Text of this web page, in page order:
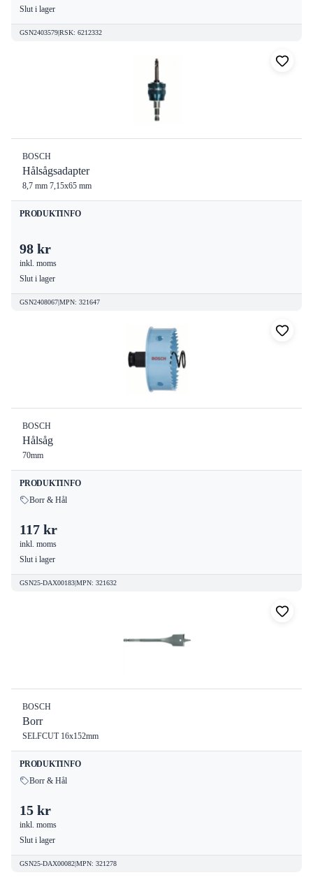
Slut i lager
GSN2403579|RSK: 6212332
BOSCH
Hålsågsadapter
8,7 mm 7,15x65 mm
PRODUKTINFO
98 kr
inkl. moms
Slut i lager
GSN2408067|MPN: 321647
BOSCH
Hålsåg
70mm
PRODUKTINFO
Borr & Hål
117 kr
inkl. moms
Slut i lager
GSN25-DAX00183|MPN: 321632
BOSCH
Borr
SELFCUT 16x152mm
PRODUKTINFO
Borr & Hål
15 kr
inkl. moms
Slut i lager
GSN25-DAX00082|MPN: 321278